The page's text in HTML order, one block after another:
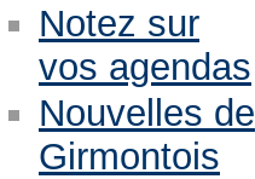
Notez sur
vos agendas
Nouvelles de
Girmontois